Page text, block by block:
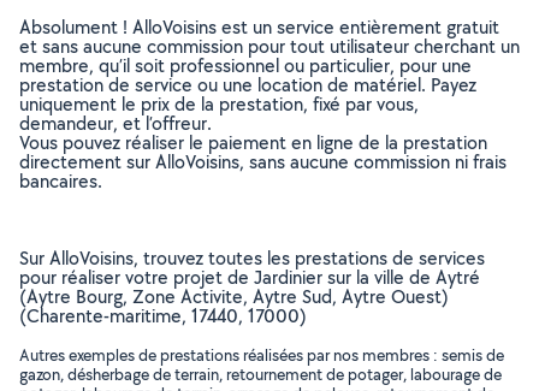
Absolument ! AlloVoisins est un service entièrement gratuit
et sans aucune commission pour tout utilisateur cherchant un
membre, qu’il soit professionnel ou particulier, pour une
prestation de service ou une location de matériel. Payez
uniquement le prix de la prestation, fixé par vous,
demandeur, et l’offreur.
Vous pouvez réaliser le paiement en ligne de la prestation
directement sur AlloVoisins, sans aucune commission ni frais
bancaires.
Sur AlloVoisins, trouvez toutes les prestations de services
pour réaliser votre projet de Jardinier sur la ville de Aytré
(Aytre Bourg, Zone Activite, Aytre Sud, Aytre Ouest)
(Charente-maritime, 17440, 17000)
Autres exemples de prestations réalisées par nos membres : semis de
gazon, désherbage de terrain, retournement de potager, labourage de